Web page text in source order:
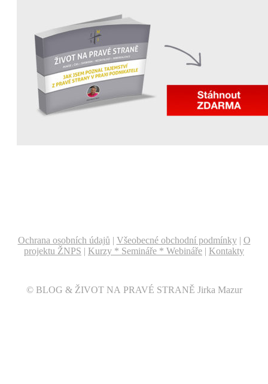
Ochrana osobních údajů | Všeobecné obchodní podmínky| O
projektu ŽNPS | Kurzy * Semináře * Webináře | Kontakty
© BLOG & ŽIVOT NA PRAVÉ STRANĚ Jirka Mazur